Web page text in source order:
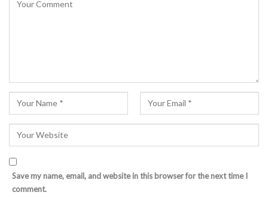
Save my name, email, and website in this browser for the next time I
comment.